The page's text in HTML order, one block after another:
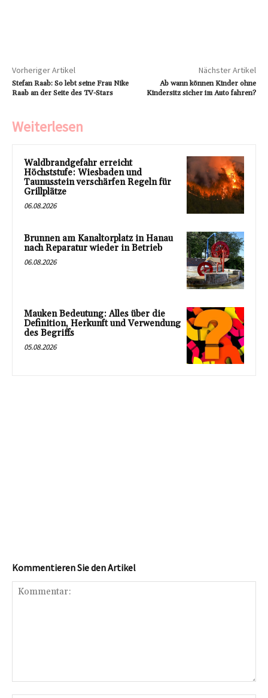
Vorheriger Artikel
Stefan Raab: So lebt seine Frau Nike
Raab an der Seite des TV-Stars
Nächster Artikel
Ab wann können Kinder ohne
Kindersitz sicher im Auto fahren?
Weiterlesen
Waldbrandgefahr erreicht
Höchststufe: Wiesbaden und
Taunusstein verschärfen Regeln für
Grillplätze
06.08.2026
Brunnen am Kanaltorplatz in Hanau
nach Reparatur wieder in Betrieb
06.08.2026
Mauken Bedeutung: Alles über die
Definition, Herkunft und Verwendung
des Begriffs
05.08.2026
Kommentieren Sie den Artikel